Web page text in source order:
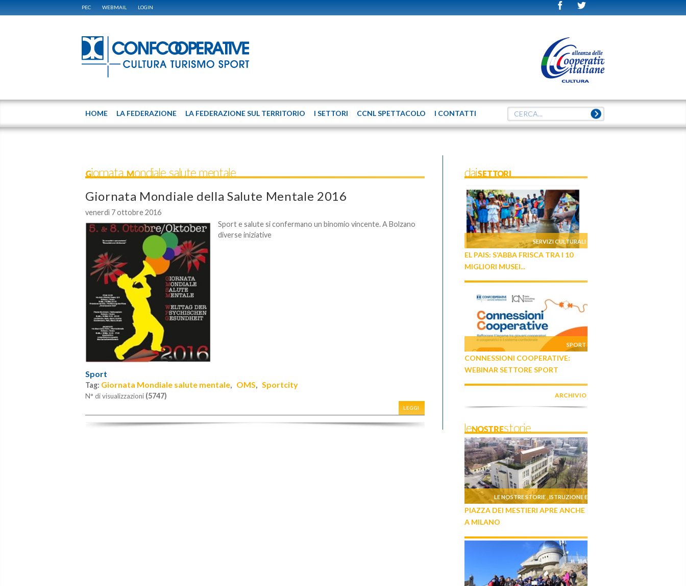
PEC WEBMAIL LOGIN
HOME LA FEDERAZIONE LA FEDERAZIONE SUL TERRITORIO I SETTORI CCNL SPETTACOLO I CONTATTI
Giornata Mondiale salute mentale
Giornata Mondiale della Salute Mentale 2016
venerdì 7 ottobre 2016
Sport e salute si confermano un binomio vincente. A Bolzano
diverse iniziative
Sport
Tag: Giornata Mondiale salute mentale, OMS,Sportcity
N° di visualizzazioni (5747)
LEGGI
daiSETTORI
SERVIZI CULTURALI
EL PAIS: S’ABBA FRISCA TRA I 10
MIGLIORI MUSEI...
SPORT
CONNESSIONI COOPERATIVE:
WEBINAR SETTORE SPORT
ARCHIVIO
leNOSTREstorie
LE NOSTRE STORIE ISTRUZIONE E
FORMAZIONE
PIAZZA DEI MESTIERI APRE ANCHE
A MILANO